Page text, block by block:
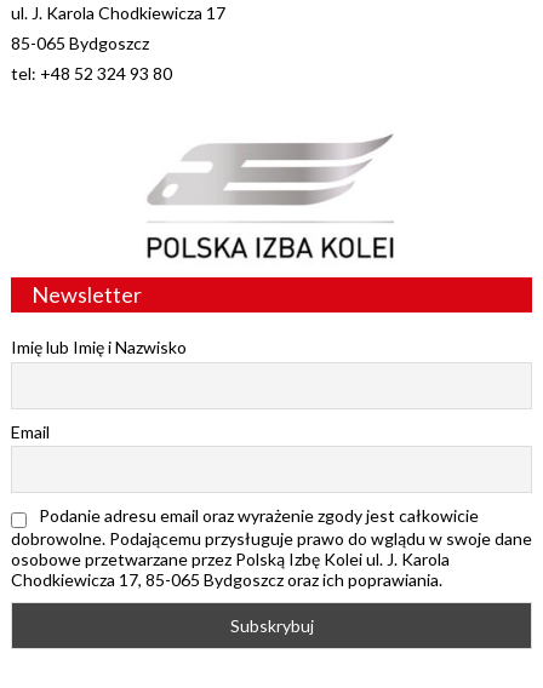
ul. J. Karola Chodkiewicza 17
85-065 Bydgoszcz
tel: +48 52 324 93 80
Newsletter
Imię lub Imię i Nazwisko
Email
Podanie adresu email oraz wyrażenie zgody jest całkowicie
dobrowolne. Podającemu przysługuje prawo do wglądu w swoje dane
osobowe przetwarzane przez Polską Izbę Kolei ul. J. Karola
Chodkiewicza 17, 85-065 Bydgoszcz oraz ich poprawiania.